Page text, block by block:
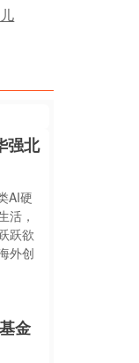
强北
AI硬
活，
跃欲
外创
金